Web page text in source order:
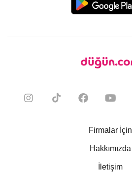
Firmalar İçin
Hakkımızda
İletişim